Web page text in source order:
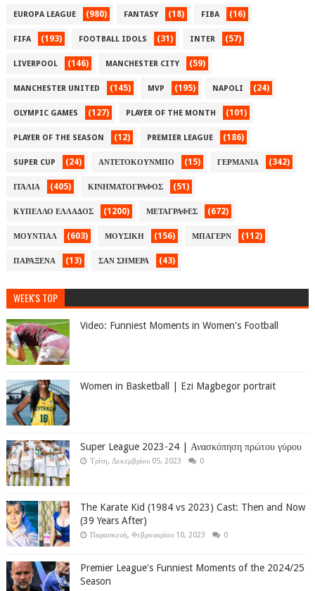
EUROPA LEAGUE (980) FANTASY (18) FIBA (16)
FIFA (193) FOOTBALL IDOLS (31) INTER (57)
LIVERPOOL (146) MANCHESTER CITY (59)
MANCHESTER UNITED (145) MVP (195) NAPOLI (24)
OLYMPIC GAMES (127) PLAYER OF THE MONTH (101)
PLAYER OF THE SEASON (12) PREMIER LEAGUE (186)
SUPER CUP (24) ΑΝΤΕΤΟΚΟΥΝΜΠΟ (15) ΓΕΡΜΑΝΙΑ (342)
ΙΤΑΛΙΑ (405) ΚΙΝΗΜΑΤΟΓΡΑΦΟΣ (51)
ΚΥΠΕΛΛΟ ΕΛΛΑΔΟΣ (1200) ΜΕΤΑΓΡΑΦΕΣ (672)
ΜΟΥΝΤΙΑΛ (603) ΜΟΥΣΙΚΗ (156) ΜΠΑΓΕΡΝ (112)
ΠΑΡΑΞΕΝΑ (13) ΣΑΝ ΣΗΜΕΡΑ (43)
WEEK'S TOP
Video: Funniest Moments in Women's Football
Women in Basketball | Ezi Magbegor portrait
Super League 2023-24 | Ανασκόπηση πρώτου γύρου
Τρίτη, Δεκεμβρίου 05, 2023 0
The Karate Kid (1984 vs 2023) Cast: Then and Now
(39 Years After)
Παρασκευή, Φεβρουαρίου 10, 2023 0
Premier League's Funniest Moments of the 2024/25
Season